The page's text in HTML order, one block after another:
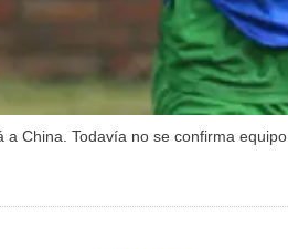
a China. Todavía no se confirma equipo.